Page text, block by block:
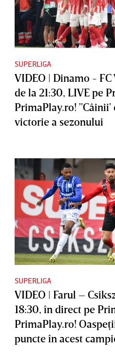
SUPERLIGA
VIDEO | Dinamo - FC
de la 21:30, LIVE pe
PrimaPlay.ro! "Câinii'
victorie a sezonului
SUPERLIGA
VIDEO | Farul –
18:30, în direct pe
PrimaPlay.ro!
puncte în acest